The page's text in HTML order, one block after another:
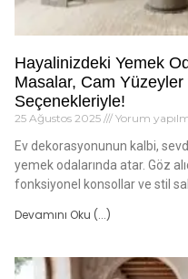
Hayalinizdeki Yemek
Masalar, Cam Yüzeyler
Seçenekleriyle!
25 Ağustos 2025 Yorum
Ev dekorasyonunun kalbi,
yemek odalarında atar. Göz
fonksiyonel konsollar ve stil
Devamını Oku (...)